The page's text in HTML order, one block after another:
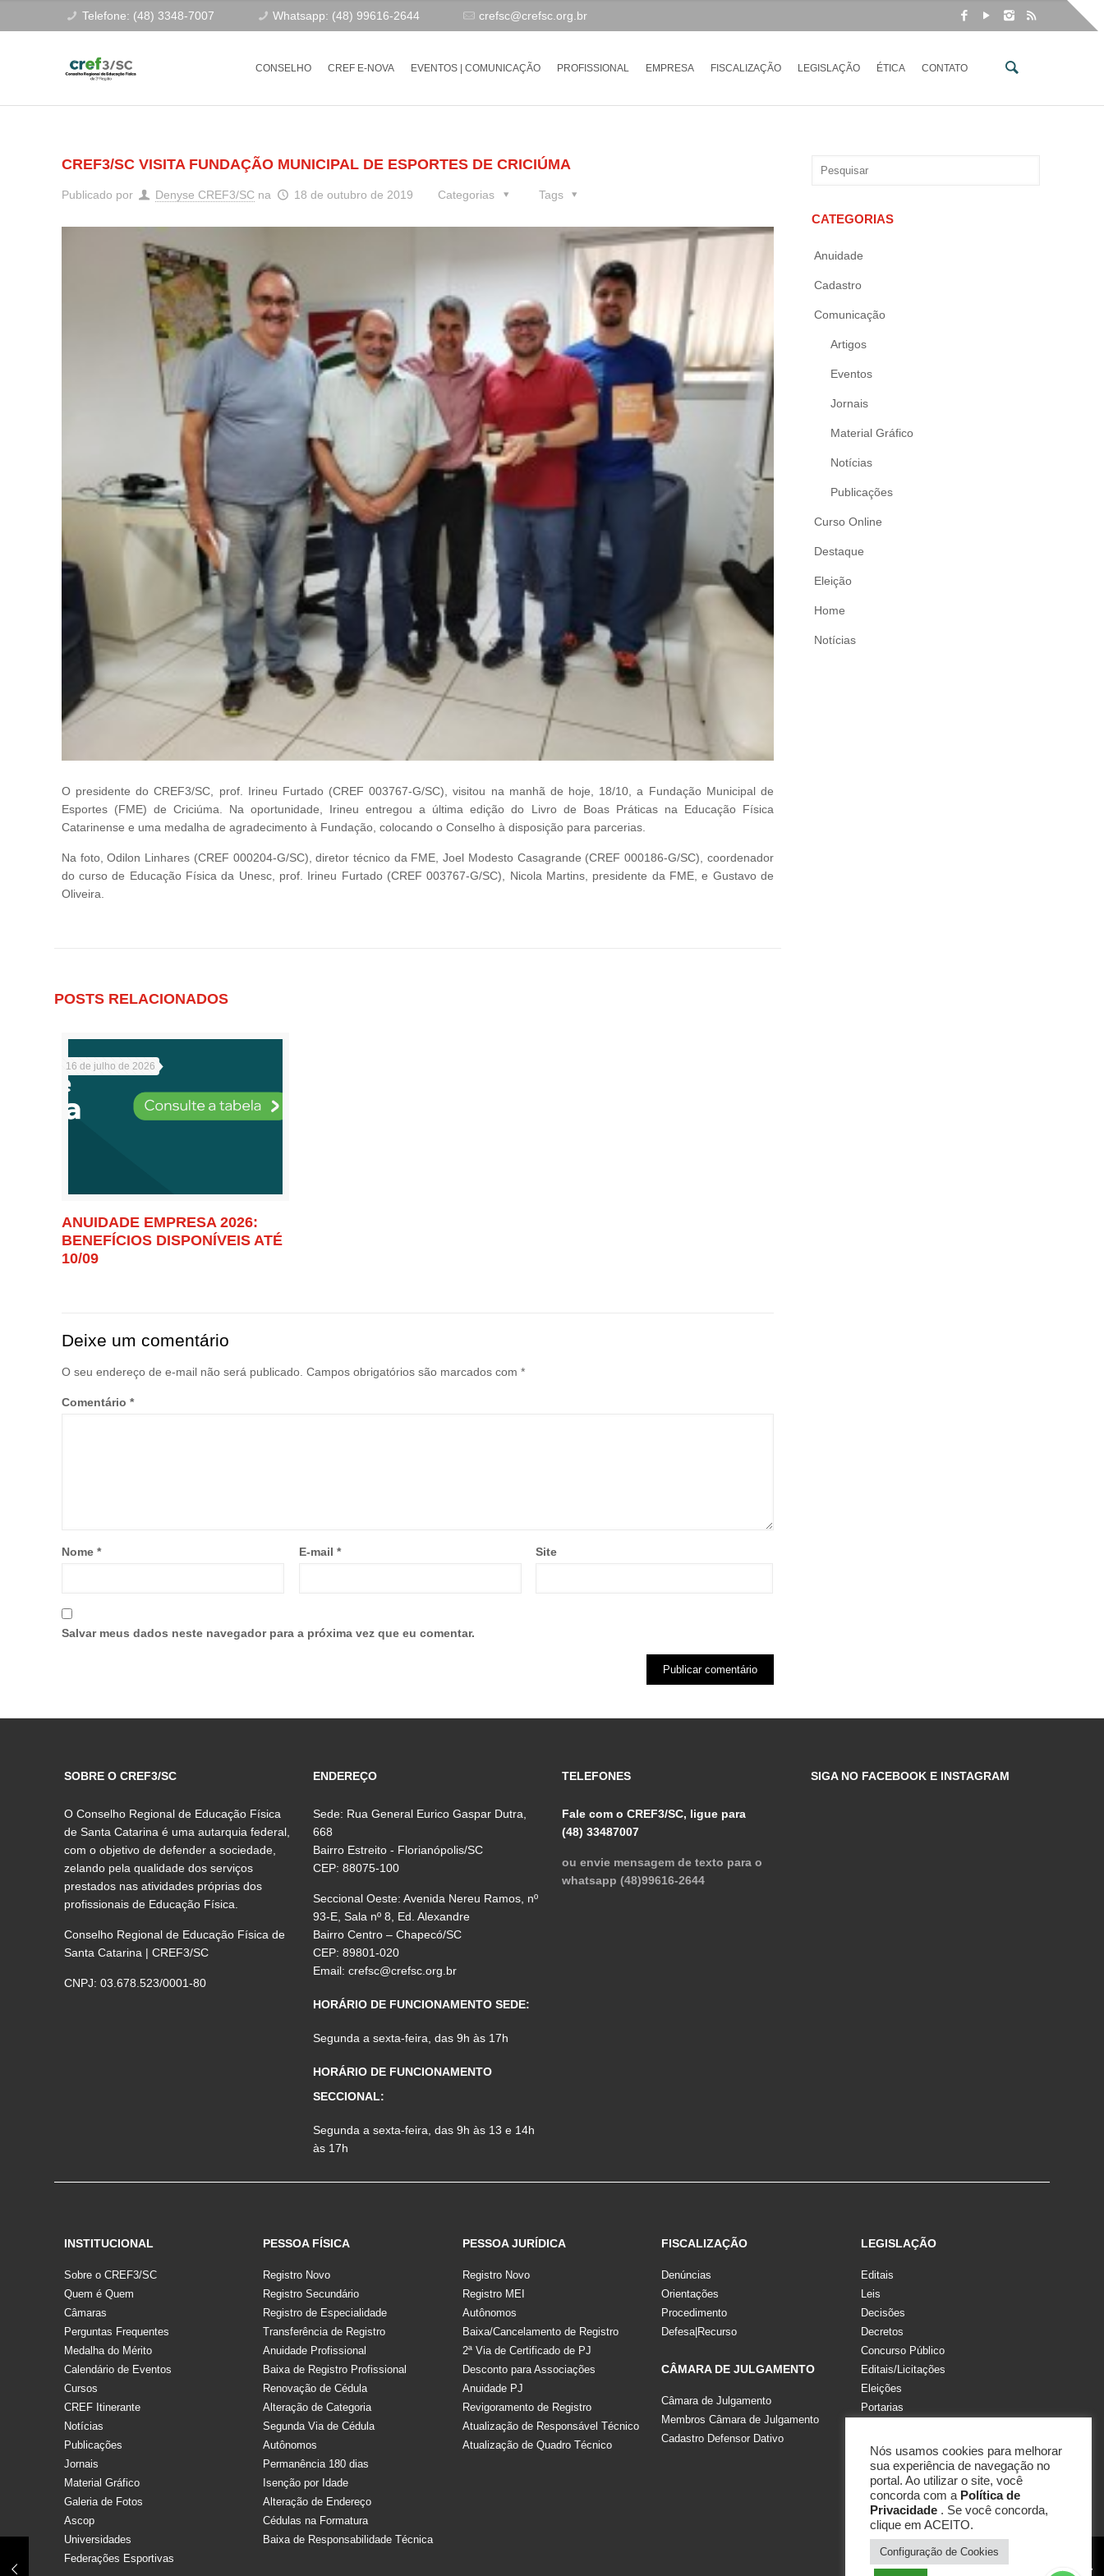
Telefone: (48) 3348-7007 Whatsapp: (48) 99616-2644 crefsc@crefsc.org.br
CONSELHO CREF E-NOVA EVENTOS | COMUNICAÇÃO PROFISSIONAL EMPRESA FISCALIZAÇÃO LEGISLAÇÃO ÉTICA CONTATO
CREF3/SC VISITA FUNDAÇÃO MUNICIPAL DE ESPORTES DE CRICIÚMA
Publicado por Denyse CREF3/SC na 18 de outubro de 2019 Categorias Tags
O presidente do CREF3/SC, prof. Irineu Furtado (CREF 003767-G/SC), visitou na manhã de hoje, 18/10, a Fundação Municipal de
Esportes (FME) de Criciúma. Na oportunidade, Irineu entregou a última edição do Livro de Boas Práticas na Educação Física
Catarinense e uma medalha de agradecimento à Fundação, colocando o Conselho à disposição para parcerias.
Na foto, Odilon Linhares (CREF 000204-G/SC), diretor técnico da FME, Joel Modesto Casagrande (CREF 000186-G/SC), coordenador
do curso de Educação Física da Unesc, prof. Irineu Furtado (CREF 003767-G/SC), Nicola Martins, presidente da FME, e Gustavo de
Oliveira.
POSTS RELACIONADOS
16 de julho de 2026
ANUIDADE EMPRESA 2026:
BENEFÍCIOS DISPONÍVEIS ATÉ
10/09
Deixe um comentário
O seu endereço de e-mail não será publicado. Campos obrigatórios são marcados com *
Comentário *
Nome * E-mail * Site
Salvar meus dados neste navegador para a próxima vez que eu comentar.
CATEGORIAS
Anuidade
Cadastro
Comunicação
Artigos
Eventos
Jornais
Material Gráfico
Notícias
Publicações
Curso Online
Destaque
Eleição
Home
Notícias
SOBRE O CREF3/SC
O Conselho Regional de Educação Física
de Santa Catarina é uma autarquia federal,
com o objetivo de defender a sociedade,
zelando pela qualidade dos serviços
prestados nas atividades próprias dos
profissionais de Educação Física.
Conselho Regional de Educação Física de
Santa Catarina | CREF3/SC
CNPJ: 03.678.523/0001-80
ENDEREÇO
Sede: Rua General Eurico Gaspar Dutra,
668
Bairro Estreito - Florianópolis/SC
CEP: 88075-100
Seccional Oeste: Avenida Nereu Ramos, nº
93-E, Sala nº 8, Ed. Alexandre
Bairro Centro – Chapecó/SC
CEP: 89801-020
Email:crefsc@crefsc.org.br
HORÁRIO DE FUNCIONAMENTO SEDE:
Segunda a sexta-feira, das 9h às 17h
HORÁRIO DE FUNCIONAMENTO
SECCIONAL:
Segunda a sexta-feira, das 9h às 13 e 14h
às 17h
TELEFONES
Fale com o CREF3/SC, ligue para
(48) 33487007
ou envie mensagem de texto para o
whatsapp (48)99616-2644
SIGA NO FACEBOOK E INSTAGRAM
INSTITUCIONAL
Sobre o CREF3/SC
Quem é Quem
Câmaras
Perguntas Frequentes
Medalha do Mérito
Calendário de Eventos
Cursos
CREF Itinerante
Notícias
Publicações
Jornais
Material Gráfico
Galeria de Fotos
Ascop
Universidades
Federações Esportivas
PESSOA FÍSICA
Registro Novo
Registro Secundário
Registro de Especialidade
Transferência de Registro
Anuidade Profissional
Baixa de Registro Profissional
Renovação de Cédula
Alteração de Categoria
Segunda Via de Cédula
Autônomos
Permanência 180 dias
Isenção por Idade
Alteração de Endereço
Cédulas na Formatura
Baixa de Responsabilidade Técnica
PESSOA JURÍDICA
Registro Novo
Registro MEI
Autônomos
Baixa/Cancelamento de Registro
2ª Via de Certificado de PJ
Desconto para Associações
Anuidade PJ
Revigoramento de Registro
Atualização de Responsável Técnico
Atualização de Quadro Técnico
FISCALIZAÇÃO
Denúncias
Orientações
Procedimento
Defesa|Recurso
CÂMARA DE JULGAMENTO
Câmara de Julgamento
Membros Câmara de Julgamento
Cadastro Defensor Dativo
LEGISLAÇÃO
Editais
Leis
Decisões
Decretos
Concurso Público
Editais/Licitações
Eleições
Portarias
Resoluções
Nós usamos cookies para melhorar
sua experiência de navegação no
portal. Ao utilizar o site, você
concorda com a Política de
Privacidade . Se você concorda,
clique em ACEITO.
Configuração de Cookies